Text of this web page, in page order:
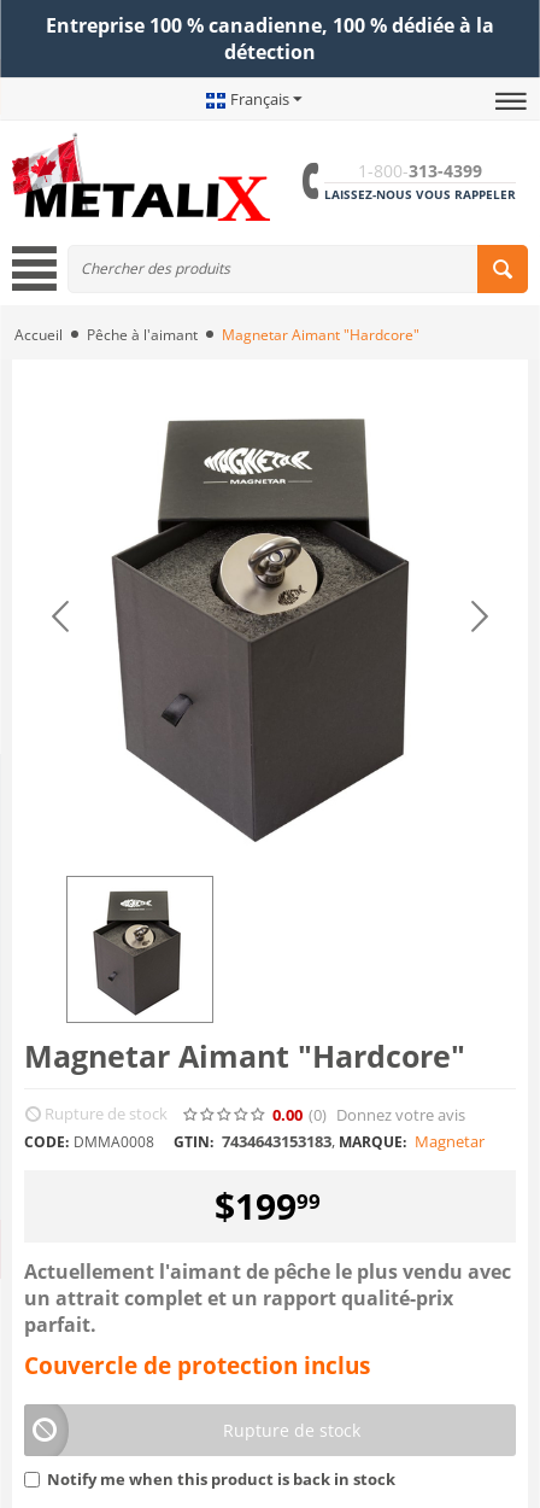
Entreprise 100 % canadienne, 100 % dédiée à la
détection
Français
1-800-313-4399
LAISSEZ-NOUS VOUS RAPPELER
Accueil Pêche à l'aimant Magnetar Aimant "Hardcore"
Magnetar Aimant "Hardcore"
Rupture de stock 0.00 (0) Donnez votre avis
CODE: DMMA0008 GTIN: 7434643153183, MARQUE: Magnetar
$19999
Actuellement l'aimant de pêche le plus vendu avec
un attrait complet et un rapport qualité-prix
parfait.
Couvercle de protection inclus
Rupture de stock
Notify me when this product is back in stock